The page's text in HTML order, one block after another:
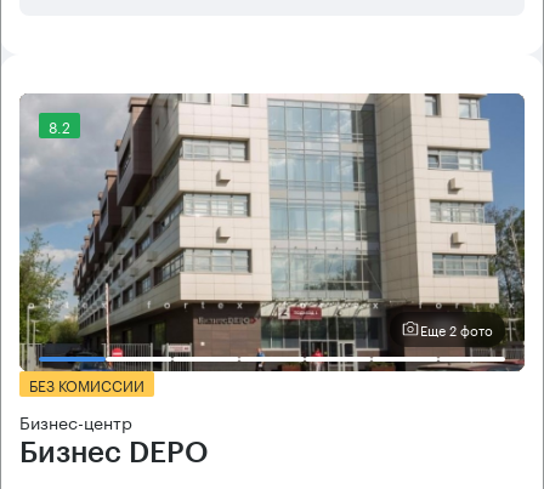
8.2
Еще 2 фото
БЕЗ КОМИССИИ
Бизнес-центр
Бизнес DEPO